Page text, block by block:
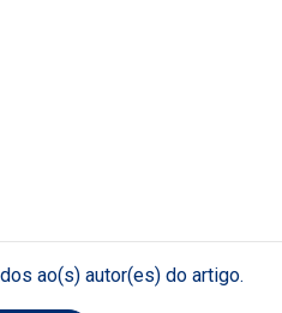
ao(s) autor(es) do artigo.